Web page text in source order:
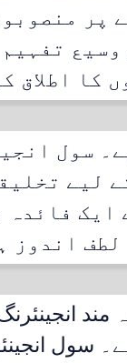
پر
کا اطلاق
سول
لیے
ایک
لطف اندوز
مند
سول